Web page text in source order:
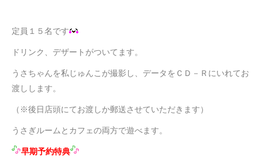
定員１５名です
ドリンク、デザートがついてます。
うさちゃんを私じゅんこが撮影し、データをＣＤ－Ｒにいれてお
渡しします。
（※後日店頭にてお渡しか郵送させていただきます）
うさぎルームとカフェの両方で遊べます。
早期予約特典